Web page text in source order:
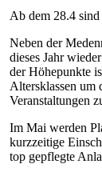
Ab dem 28.4
Neben der
dieses Jahr
der Höhepunkte
Altersklassen um
Veranstaltungen
Im Mai werden
kurzzeitige
top gepflegte